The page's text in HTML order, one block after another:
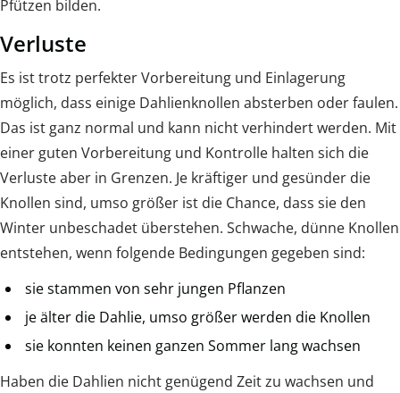
Pfützen bilden.
Verluste
Es ist trotz perfekter Vorbereitung und Einlagerung
möglich, dass einige Dahlienknollen absterben oder faulen.
Das ist ganz normal und kann nicht verhindert werden. Mit
einer guten Vorbereitung und Kontrolle halten sich die
Verluste aber in Grenzen. Je kräftiger und gesünder die
Knollen sind, umso größer ist die Chance, dass sie den
Winter unbeschadet überstehen. Schwache, dünne Knollen
entstehen, wenn folgende Bedingungen gegeben sind:
sie stammen von sehr jungen Pflanzen
je älter die Dahlie, umso größer werden die Knollen
sie konnten keinen ganzen Sommer lang wachsen
Haben die Dahlien nicht genügend Zeit zu wachsen und